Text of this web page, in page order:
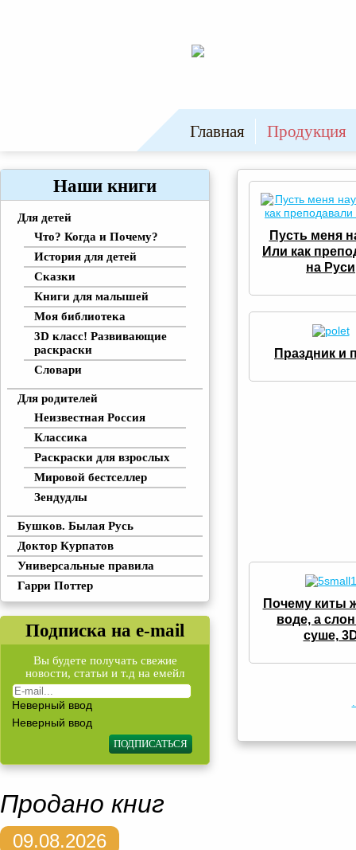
Главная Продукция
Наши книги
Для детей
Что? Когда и Почему?
История для детей
Сказки
Книги для малышей
Моя библиотека
3D класс! Развивающие
раскраски
Словари
Для родителей
Неизвестная Россия
Классика
Раскраски для взрослых
Мировой бестселлер
Зендудлы
Бушков. Былая Русь
Доктор Курпатов
Универсальные правила
Гарри Поттер
Подписка на e-mail
Вы будете получать свежие
новости, статьи и т.д на емейл
Неверный ввод
Неверный ввод
Пусть меня
Или как
на Руси
Праздник и
Почему киты
воде, а
суше,
Продано книг
09.08.2026